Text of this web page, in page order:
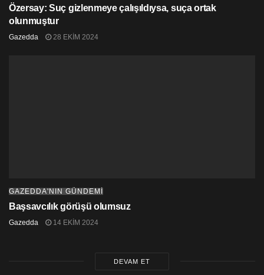
Özersay: Suç gizlenmeye çalışıldıysa, suça ortak
olunmuştur
Gazedda 28 EKIM 2024
GAZEDDA'NIN GÜNDEMİ
Başsavcılık görüşü olumsuz
Gazedda 14 EKIM 2024
DEVAM ET